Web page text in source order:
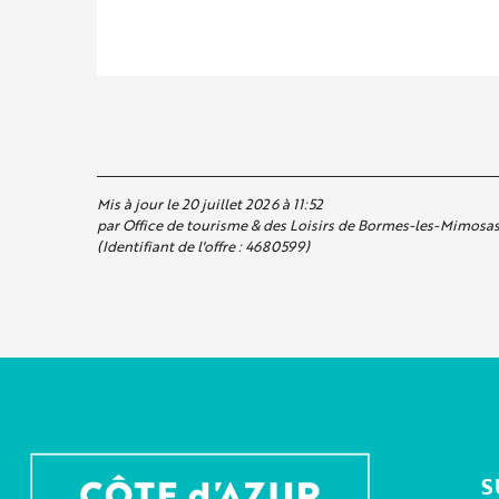
Mis à jour le 20 juillet 2026 à 11:52
par Office de tourisme & des Loisirs de Bormes-les-Mimosas
(Identifiant de l'offre :4680599)